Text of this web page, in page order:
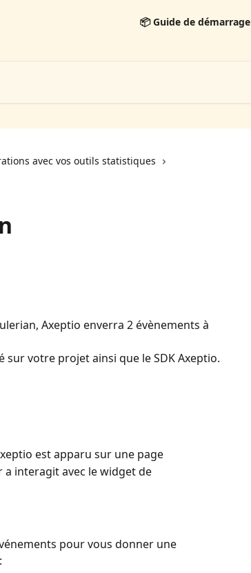
📦 Guide de démarrage
avec vos outils statistiques
Axeptio enverra 2 évènements à
sur votre projet ainsi que le SDK Axeptio.
est apparu sur une page
interagit avec le widget de
pour vous donner une